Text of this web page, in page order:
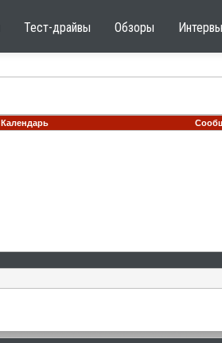
Тест-драйвы Обзоры
Календарь